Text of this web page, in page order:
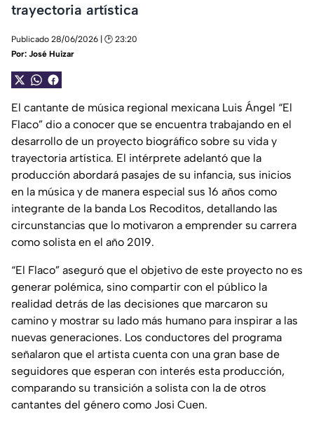
trayectoria artística
Publicado 28/06/2026 | 🕑 23:20
Por: José Huizar
El cantante de música regional mexicana Luis Ángel “El
Flaco” dio a conocer que se encuentra trabajando en el
desarrollo de un proyecto biográfico sobre su vida y
trayectoria artística. El intérprete adelantó que la
producción abordará pasajes de su infancia, sus inicios
en la música y de manera especial sus 16 años como
integrante de la banda Los Recoditos, detallando las
circunstancias que lo motivaron a emprender su carrera
como solista en el año 2019.
“El Flaco” aseguró que el objetivo de este proyecto no es
generar polémica, sino compartir con el público la
realidad detrás de las decisiones que marcaron su
camino y mostrar su lado más humano para inspirar a las
nuevas generaciones. Los conductores del programa
señalaron que el artista cuenta con una gran base de
seguidores que esperan con interés esta producción,
comparando su transición a solista con la de otros
cantantes del género como Josi Cuen.